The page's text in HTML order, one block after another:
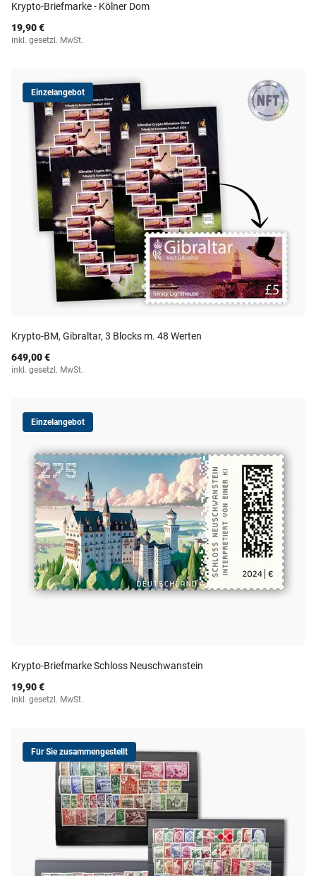
Krypto-Briefmarke - Kölner Dom
19,90 €
inkl. gesetzl. MwSt.
Einzelangebot
Krypto-BM, Gibraltar, 3 Blocks m. 48 Werten
649,00 €
inkl. gesetzl. MwSt.
Einzelangebot
Krypto-Briefmarke Schloss Neuschwanstein
19,90 €
inkl. gesetzl. MwSt.
Für Sie zusammengestellt